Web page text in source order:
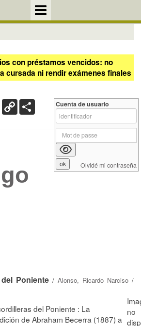
con préstamos vencidos: no
cursada ni rendir exámenes finales
X Copy
Link
Poniente / Alonso, Ricardo Narciso /
del Poniente : La
de Abraham Becerra (1887) a
Cuenta de usuario
Olvidé mi contraseña